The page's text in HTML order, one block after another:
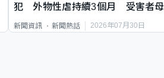
犯 外物性虐持續3個月 受害者
新聞資訊 新聞熱話 2026年07月30日